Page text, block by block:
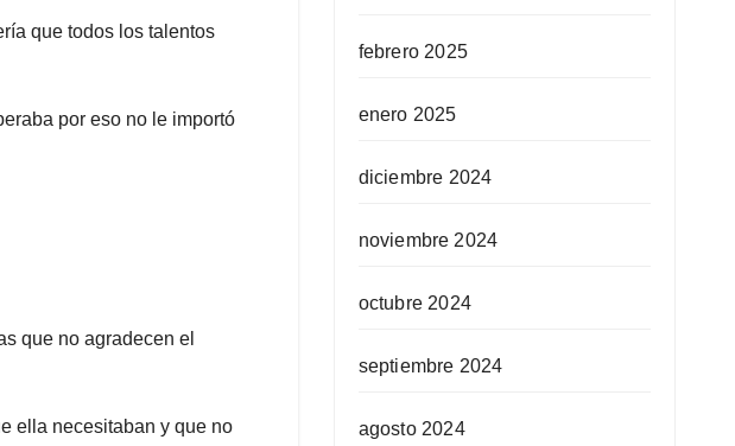
que todos los talentos
por eso no le importó
que no agradecen el
ella necesitaban y que no
febrero 2025
enero 2025
diciembre 2024
noviembre 2024
octubre 2024
septiembre 2024
agosto 2024